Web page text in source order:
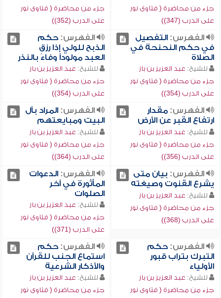
جزء من محاضرة ( فتاوى نور
على الدرب (347))
جزء من محاضرة ( فتاوى نور
على الدرب (352))
الفهرس:التفصيل
في حكم النحنحة في
الصلاة
للشيخ: عبد العزيز بن باز
جزء من محاضرة ( فتاوى نور
على الدرب (354))
الفهرس:حكم
الذبح للولي إذا رزق
العبد مولوداً وفاءً بالنذر
للشيخ: عبد العزيز بن باز
جزء من محاضرة ( فتاوى نور
على الدرب (354))
الفهرس:مقدار
ارتفاع القبر عن الأرض
للشيخ: عبد العزيز بن باز
جزء من محاضرة ( فتاوى نور
على الدرب (356))
الفهرس:المراد بآل
البيت ومبايعتهم
للشيخ: عبد العزيز بن باز
جزء من محاضرة ( فتاوى نور
على الدرب (364))
الفهرس: بيان متى
يشرع القنوت وصيغته
للشيخ: عبد العزيز بن باز
جزء من محاضرة ( فتاوى نور
على الدرب (368))
الفهرس:الدعوات
المأثورة في آخر
الصلوات
للشيخ: عبد العزيز بن باز
جزء من محاضرة ( فتاوى نور
على الدرب (371))
الفهرس:حكم
التبرك بتراب قبور
الأولياء
للشيخ: عبد العزيز بن باز
جزء من محاضرة ( فتاوى نور
الفهرس:حكم
استماع الجنب للقرآن
والأذكار الشرعية
للشيخ: عبد العزيز بن باز
جزء من محاضرة ( فتاوى نور